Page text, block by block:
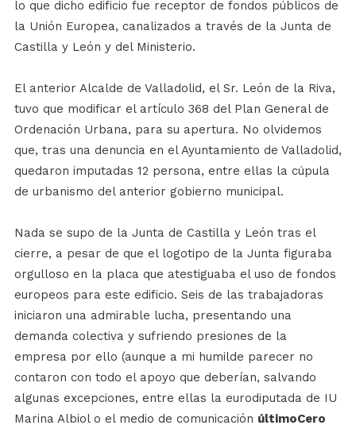
lo que dicho edificio fue receptor de fondos públicos de
la Unión Europea, canalizados a través de la Junta de
Castilla y León y del Ministerio.
El anterior Alcalde de Valladolid, el Sr. León de la Riva,
tuvo que modificar el artículo 368 del Plan General de
Ordenación Urbana, para su apertura. No olvidemos
que, tras una denuncia en el Ayuntamiento de Valladolid,
quedaron imputadas 12 persona, entre ellas la cúpula
de urbanismo del anterior gobierno municipal.
Nada se supo de la Junta de Castilla y León tras el
cierre, a pesar de que el logotipo de la Junta figuraba
orgulloso en la placa que atestiguaba el uso de fondos
europeos para este edificio. Seis de las trabajadoras
iniciaron una admirable lucha, presentando una
demanda colectiva y sufriendo presiones de la
empresa por ello (aunque a mi humilde parecer no
contaron con todo el apoyo que deberían, salvando
algunas excepciones, entre ellas la eurodiputada de IU
Marina Albiol o el medio de comunicación últimoCero